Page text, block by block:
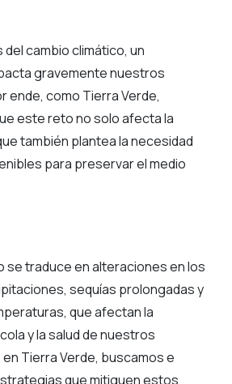
cambio climático, un
gravemente nuestros
ende, como Tierra Verde,
este reto no solo afecta la
también plantea la necesidad
para preservar el medio
se traduce en alteraciones en los
sequías prolongadas y
que afectan la
y la salud de nuestros
Tierra Verde, buscamos e
que mitiguen estos